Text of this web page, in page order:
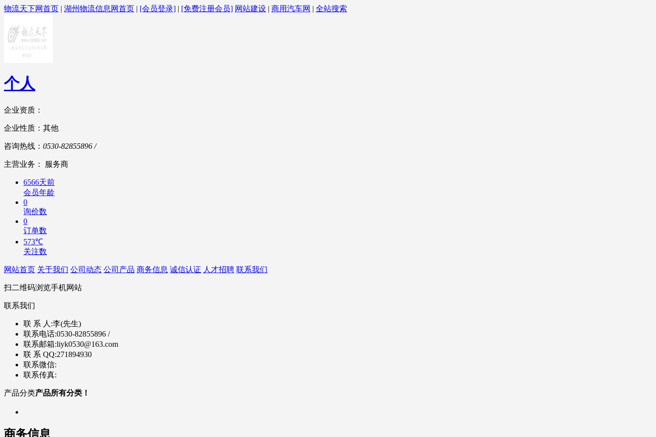
物流天下网首页 | 湖州物流信息网首页 | [会员登录] | [免费注册会员] 网站建设 | 商用汽车网 | 全站搜索
个人
企业资质：
企业性质：其他
咨询热线： 0530-82855896 /
主营业务： 服务商
6566天前
会员年龄
0
询价数
0
订单数
573℃
关注数
网站首页 关于我们 公司动态 公司产品 商务信息 诚信认证 人才招聘 联系我们
扫二维码浏览手机网站
联系我们
联 系 人:李(先生)
联系电话:0530-82855896 /
联系邮箱:liyk0530@163.com
联 系 QQ:271894930
联系微信:
联系传真:
产品分类产品所有分类！
商务信息